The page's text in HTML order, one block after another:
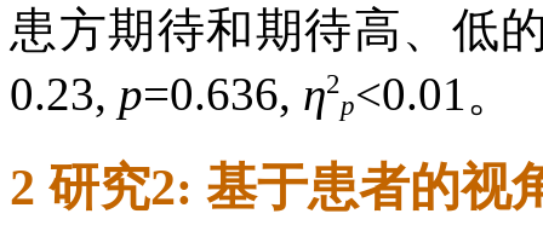
患方期待和期待高、低
0.23, p=0.636, η2
p<0.01。
2 研究2: 基于患者的视